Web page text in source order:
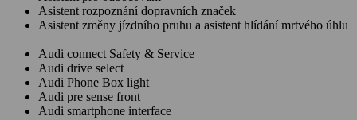
Asistent rozpoznání dopravních značek
Asistent změny jízdního pruhu a asistent hlídání mrtvého úhlu
Audi connect Safety & Service
Audi drive select
Audi Phone Box light
Audi pre sense front
Audi smartphone interface